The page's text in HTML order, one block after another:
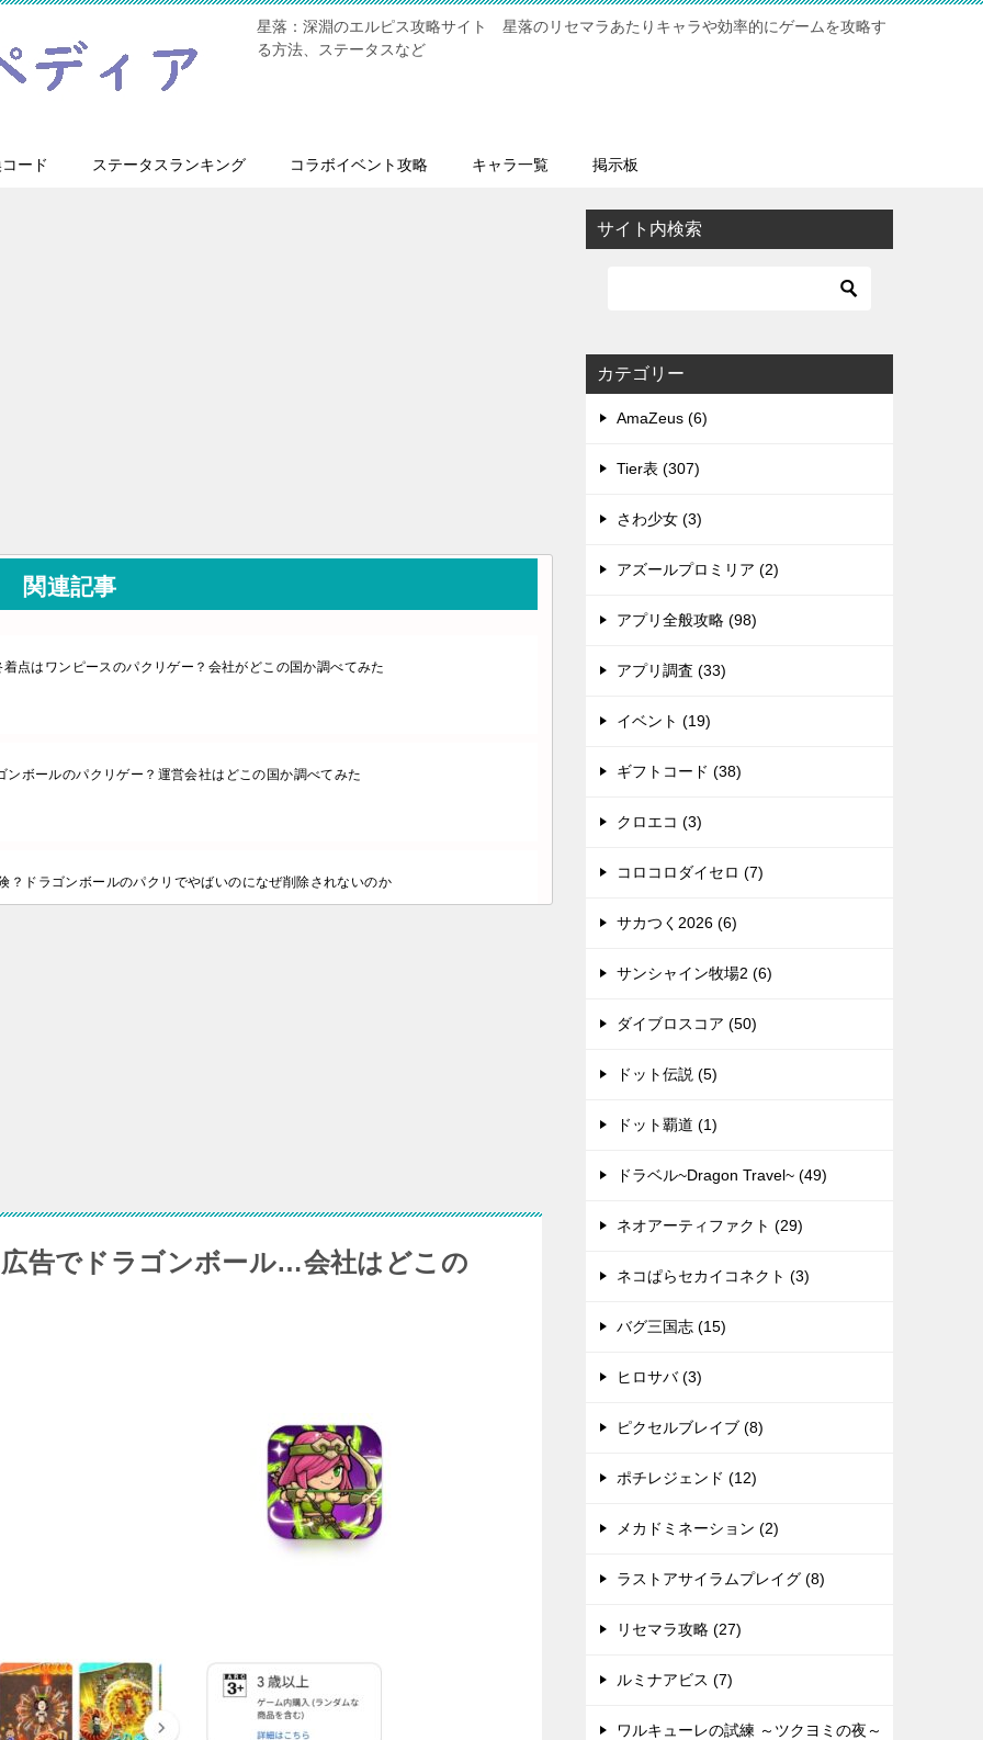
星落：深淵のエルピス攻略サイト 星落のリセマラあたりキャラや効率的にゲームを攻略す
る方法、ステータスなど
ード ステータスランキング コラボイベント攻略 キャラ一覧 掲示板
関連記事
点はワンピースのパクリゲー？会社がどこの国か調べてみた
ンボールのパクリゲー？運営会社はどこの国か調べてみた
？ドラゴンボールのパクリでやばいのになぜ削除されないのか
告でドラゴンボール…会社はどこの
サイト内検索
カテゴリー
AmaZeus (6)
Tier表 (307)
さわ少女 (3)
アズールプロミリア (2)
アプリ全般攻略 (98)
アプリ調査 (33)
イベント (19)
ギフトコード (38)
クロエコ (3)
コロコロダイセロ (7)
サカつく2026 (6)
サンシャイン牧場2 (6)
ダイブロスコア (50)
ドット伝説 (5)
ドット覇道 (1)
ドラベル~Dragon Travel~ (49)
ネオアーティファクト (29)
ネコぱらセカイコネクト (3)
バグ三国志 (15)
ヒロサバ (3)
ピクセルブレイブ (8)
ポチレジェンド (12)
メカドミネーション (2)
ラストアサイラムプレイグ (8)
リセマラ攻略 (27)
ルミナアビス (7)
ワルキューレの試練 ～ツクヨミの夜～